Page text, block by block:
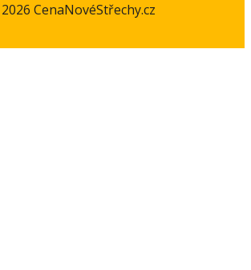
CenaNovéStřechy.cz